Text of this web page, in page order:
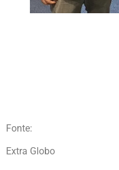
Fonte:
Extra Globo